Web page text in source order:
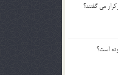
می گفتند؟
است؟